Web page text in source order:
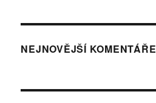
NEJNOVĚJŠÍ KOMENTÁŘE